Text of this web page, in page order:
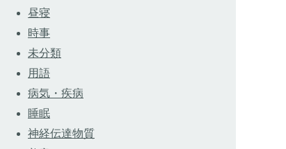
昼寝
時事
未分類
用語
病気・疾病
睡眠
神経伝達物質